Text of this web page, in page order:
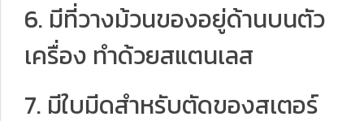
6. มีที่วางม้วนของอยู่ด้านบนตัว
เครื่อง ทำด้วยสแตนเลส
7. มีใบมีดสำหรับตัดของสเตอร์